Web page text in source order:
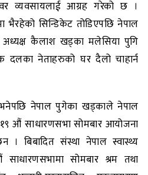
व्यवसायलाई आग्रह गरेको छ ।
सिन्डिकेट तोडिएपछि नेपाल
अध्यक्ष कैलाश खड्का मलेसिया पुगि
दलका नेताहरुको घर दैलो चाहार्न
नेपाल पुगेका खड्काले नेपाल
औं साधारणसभा सोमबार आयोजना
। बिबादित संस्था नेपाल स्वास्थ्य
सोमबार श्रम तथा